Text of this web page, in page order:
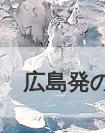
広島発